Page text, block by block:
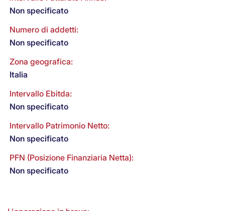
Non specificato
Numero di addetti:
Non specificato
Zona geografica:
Italia
Intervallo Ebitda:
Non specificato
Intervallo Patrimonio Netto:
Non specificato
PFN (Posizione Finanziaria Netta):
Non specificato